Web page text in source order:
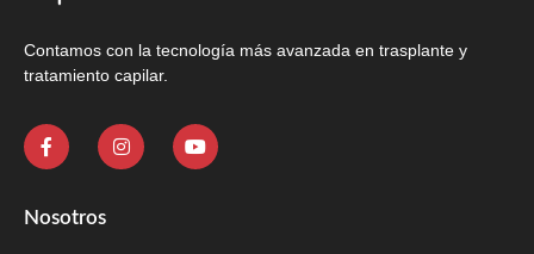
Contamos con la tecnología más avanzada en trasplante y
tratamiento capilar.
Nosotros